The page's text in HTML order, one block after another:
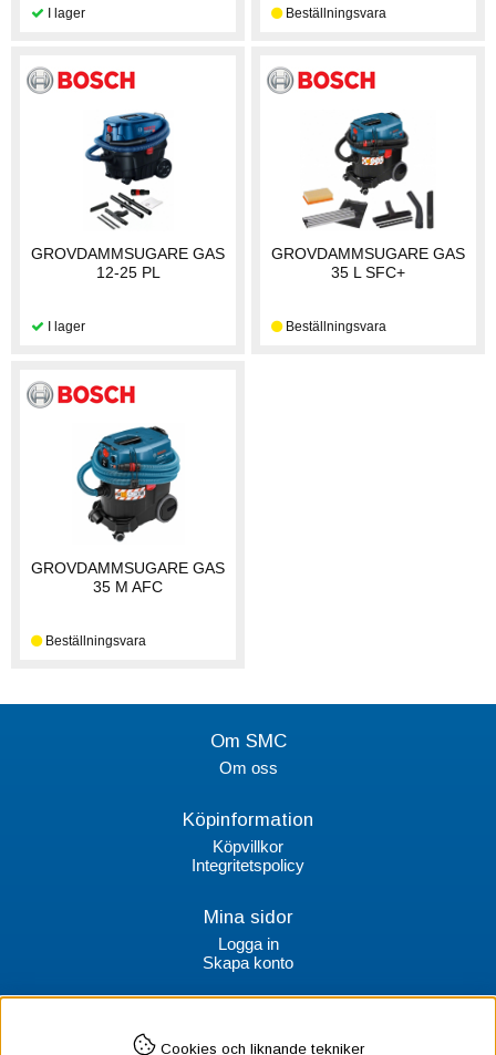
GROVDAMMSUGARE GAS
12-25 PL
GROVDAMMSUGARE GAS
35 L SFC+
GROVDAMMSUGARE GAS
35 M AFC
Om SMC
Om oss
Köpinformation
Köpvillkor
Integritetspolicy
Mina sidor
Logga in
Skapa konto
Cookies och liknande tekniker